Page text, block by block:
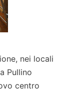
nei locali
Pullino
centro